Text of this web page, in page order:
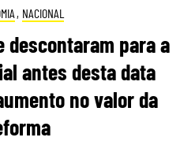
, NACIONAL
descontaram para a
antes desta data
no valor da